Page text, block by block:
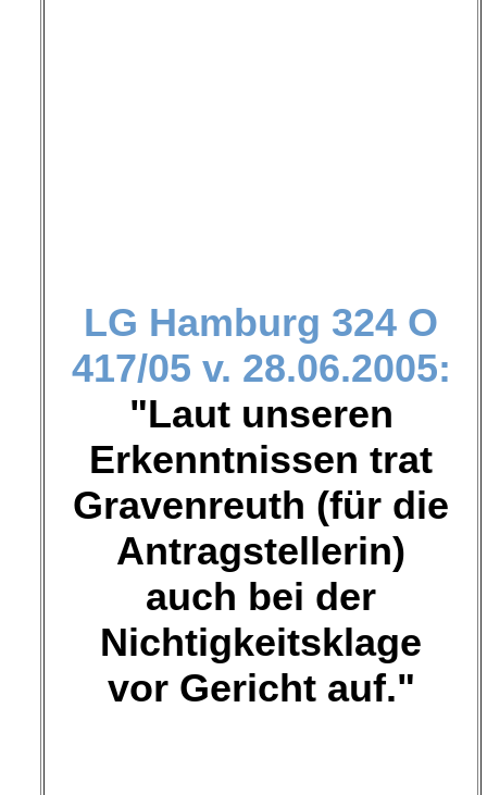
LG Hamburg 324 O
417/05 v. 28.06.2005:
"Laut unseren
Erkenntnissen trat
Gravenreuth (für die
Antragstellerin)
auch bei der
Nichtigkeitsklage
vor Gericht auf."